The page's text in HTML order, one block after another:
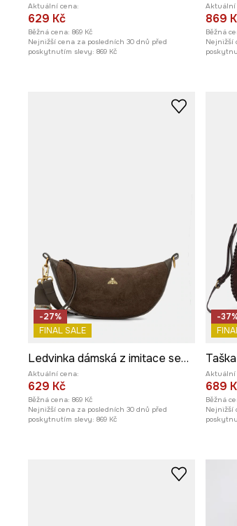
Aktuální cena:
629 Kč
Běžná cena: 869 Kč
Nejnižší cena za posledních 30 dnů před
poskytnutím slevy: 869 Kč
Aktuální
869
Běžná
Nejnižší
-27%
FINAL SALE
Ledvinka dámská z imitace semiše
Aktuální cena:
629 Kč
Běžná cena: 869 Kč
Nejnižší cena za posledních 30 dnů před
poskytnutím slevy: 869 Kč
-
Aktuální
689
Běžná
Nejnižší